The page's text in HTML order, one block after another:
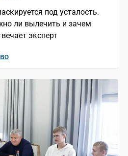
под усталость.
ли вылечить и зачем
эксперт